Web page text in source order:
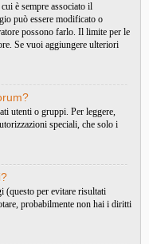
è sempre associato il
può essere modificato o
possono farlo. Il limite per le
Se vuoi aggiungere ulteriori
utenti o gruppi. Per leggere,
speciali, che solo i
(questo per evitare risultati
probabilmente non hai i diritti